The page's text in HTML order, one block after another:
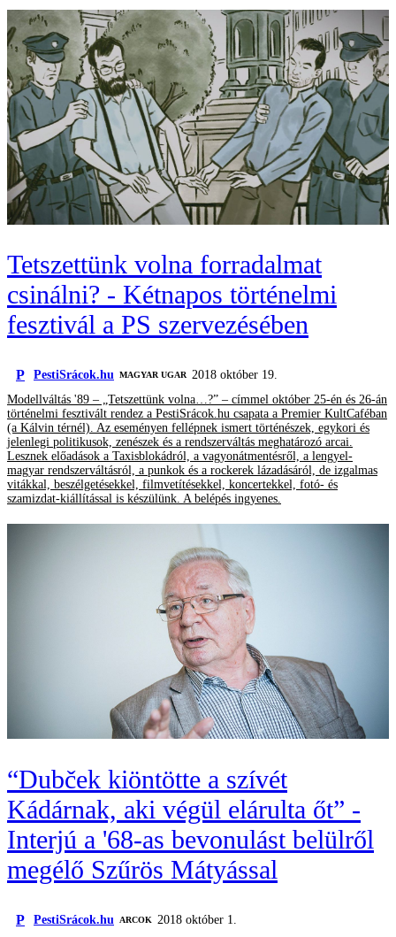
Tetszettünk volna forradalmat
csinálni? - Kétnapos történelmi
fesztivál a PS szervezésében
P PestiSrácok.hu MAGYAR UGAR 2018 október 19.
Modellváltás '89 – „Tetszettünk volna…?” – címmel október 25-én és 26-án
történelmi fesztivált rendez a PestiSrácok.hu csapata a Premier KultCaféban
(a Kálvin térnél). Az eseményen fellépnek ismert történészek, egykori és
jelenlegi politikusok, zenészek és a rendszerváltás meghatározó arcai.
Lesznek előadások a Taxisblokádról, a vagyonátmentésről, a lengyel-
magyar rendszerváltásról, a punkok és a rockerek lázadásáról, de izgalmas
vitákkal, beszélgetésekkel, filmvetítésekkel, koncertekkel, fotó- és
szamizdat-kiállítással is készülünk. A belépés ingyenes.
“Dubček kiöntötte a szívét
Kádárnak, aki végül elárulta őt” -
Interjú a '68-as bevonulást belülről
megélő Szűrös Mátyással
P PestiSrácok.hu ARCOK 2018 október 1.